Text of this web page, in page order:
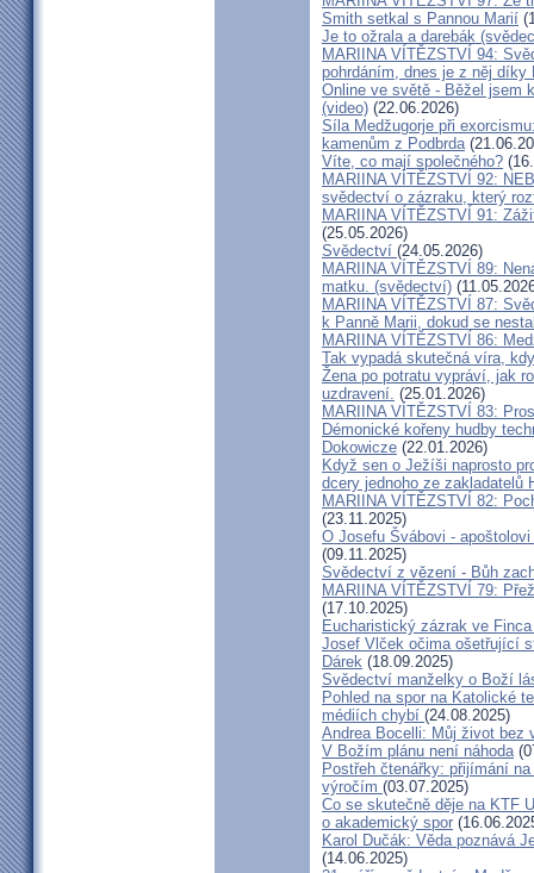
Smith setkal s Pannou Marií
Je to ožrala a darebák
MARIINA VÍTĚZSTVÍ 94:
pohrdáním, dnes je z něj
Online ve světě - Běžel jsem
(video) (22.06.2026)
Síla Medžugorje při
kamenům z Podbrda
Víte, co mají společného?
MARIINA VÍTĚZSTVÍ 92:
svědectví o zázraku, který
MARIINA VÍTĚZSTVÍ 91:
(25.05.2026)
Svědectví (24.05.2026)
MARIINA VÍTĚZSTVÍ 89:
matku. (svědectví)
MARIINA VÍTĚZSTVÍ 87:
k Panně Marii, dokud se
MARIINA VÍTĚZSTVÍ 86:
Tak vypadá skutečná víra,
Žena po potratu vypráví, jak
uzdravení. (25.01.2026)
MARIINA VÍTĚZSTVÍ 83:
Démonické kořeny hudby
Dokowicze (22.01.2026)
Když sen o Ježíši naprosto
dcery jednoho ze zakladatelů
MARIINA VÍTĚZSTVÍ 82:
(23.11.2025)
O Josefu Švábovi -
(09.11.2025)
Svědectví z vězení - Bůh
MARIINA VÍTĚZSTVÍ 79:
(17.10.2025)
Eucharistický zázrak ve
Josef Vlček očima ošetřující
Dárek (18.09.2025)
Svědectví manželky o Boží
Pohled na spor na Katolické
médiích chybí (24.08.2025)
Andrea Bocelli: Můj život
V Božím plánu není náhoda
Postřeh čtenářky: přijímání
výročím (03.07.2025)
Co se skutečně děje na KTF
o akademický spor
Karol Dučák: Věda poznává
(14.06.2025)